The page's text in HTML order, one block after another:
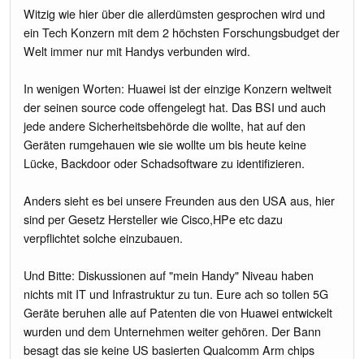
Witzig wie hier über die allerdümsten gesprochen wird und
ein Tech Konzern mit dem 2 höchsten Forschungsbudget der
Welt immer nur mit Handys verbunden wird.
In wenigen Worten: Huawei ist der einzige Konzern weltweit
der seinen source code offengelegt hat. Das BSI und auch
jede andere Sicherheitsbehörde die wollte, hat auf den
Geräten rumgehauen wie sie wollte um bis heute keine
Lücke, Backdoor oder Schadsoftware zu identifizieren.
Anders sieht es bei unsere Freunden aus den USA aus, hier
sind per Gesetz Hersteller wie Cisco,HPe etc dazu
verpflichtet solche einzubauen.
Und Bitte: Diskussionen auf "mein Handy" Niveau haben
nichts mit IT und Infrastruktur zu tun. Eure ach so tollen 5G
Geräte beruhen alle auf Patenten die von Huawei entwickelt
wurden und dem Unternehmen weiter gehören. Der Bann
besagt das sie keine US basierten Qualcomm Arm chips